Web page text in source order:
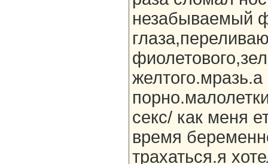
незабываемый
секс/ как меня
время
трахаться.я